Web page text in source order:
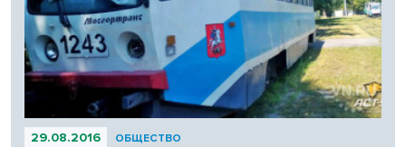
29.08.2016 ОБЩЕСТВО